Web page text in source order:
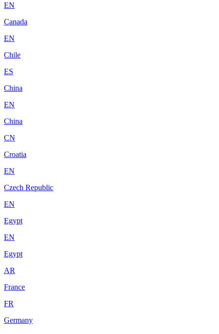
EN
Canada
EN
Chile
ES
China
EN
China
CN
Croatia
EN
Czech Republic
EN
Egypt
EN
Egypt
AR
France
FR
Germany